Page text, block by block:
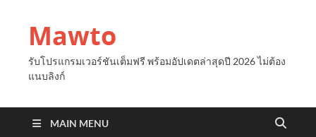
Mawto
รับโปรแกรมเวอร์ชันเต็มฟรี พร้อมอัปเดตล่าสุดปี 2026 ไม่ต้อง
แนบลิงก์
MAIN MENU